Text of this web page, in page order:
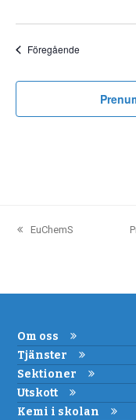
FöregåendeEvent
EuChemS
Om oss
Tjänster
Sektioner
Utskott
Kemi i skolan